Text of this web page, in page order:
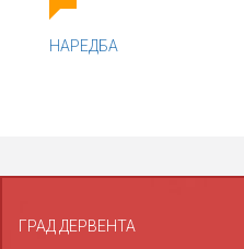
НАРЕДБА
ГРАД ДЕРВЕНТА